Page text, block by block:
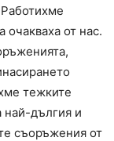
очакваха от нас.
тежките
най-дългия и
съоръжения от